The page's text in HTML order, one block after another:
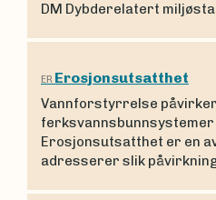
DM Dybderelatert
ER Erosjonsutsatthet
Vannforstyrrelse
ferksvannsbunnsystemer
Erosjonsutsatthet er en
adresserer slik